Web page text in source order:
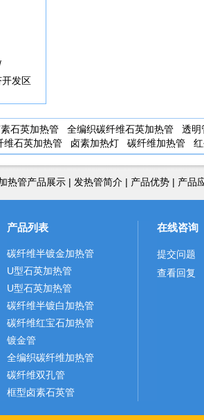
发区
石英加热管 全编织碳纤维石英加热管
透明
维石英加热管 卤素加热灯 碳纤维加热管
热管产品展示 | 发热管简介 | 产品优势 | 产品
产品列表
碳纤维半镀金加热管
U型石英加热管
U型石英加热管
碳纤维半镀白加热管
碳纤维红宝石加热管
镀金管
全编织碳纤维加热管
碳纤维双孔管
框型卤素石英管
在线咨询
提交问题
查看回复